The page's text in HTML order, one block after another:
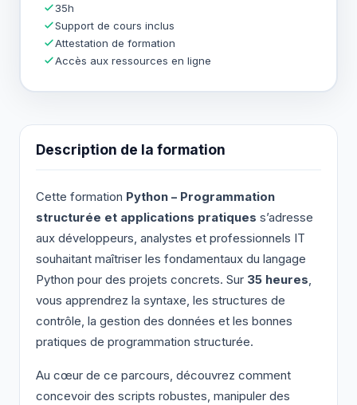
Description de la formation
Cette formation Python – Programmation
structurée et applications pratiques s’adresse
aux développeurs, analystes et professionnels IT
souhaitant maîtriser les fondamentaux du langage
Python pour des projets concrets. Sur 35 heures,
vous apprendrez la syntaxe, les structures de
contrôle, la gestion des données et les bonnes
pratiques de programmation structurée.
Au cœur de ce parcours, découvrez comment
concevoir des scripts robustes, manipuler des
35h
Support de cours inclus
Attestation de formation
Accès aux ressources en ligne